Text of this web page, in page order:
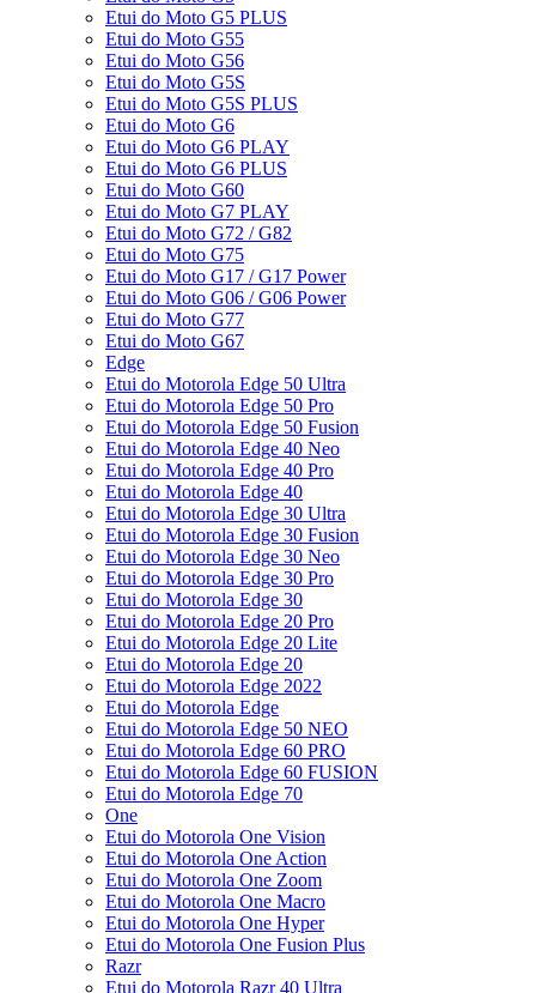
Etui do Moto G5 PLUS
Etui do Moto G55
Etui do Moto G56
Etui do Moto G5S
Etui do Moto G5S PLUS
Etui do Moto G6
Etui do Moto G6 PLAY
Etui do Moto G6 PLUS
Etui do Moto G60
Etui do Moto G7 PLAY
Etui do Moto G72 / G82
Etui do Moto G75
Etui do Moto G17 / G17 Power
Etui do Moto G06 / G06 Power
Etui do Moto G77
Etui do Moto G67
Edge
Etui do Motorola Edge 50 Ultra
Etui do Motorola Edge 50 Pro
Etui do Motorola Edge 50 Fusion
Etui do Motorola Edge 40 Neo
Etui do Motorola Edge 40 Pro
Etui do Motorola Edge 40
Etui do Motorola Edge 30 Ultra
Etui do Motorola Edge 30 Fusion
Etui do Motorola Edge 30 Neo
Etui do Motorola Edge 30 Pro
Etui do Motorola Edge 30
Etui do Motorola Edge 20 Pro
Etui do Motorola Edge 20 Lite
Etui do Motorola Edge 20
Etui do Motorola Edge 2022
Etui do Motorola Edge
Etui do Motorola Edge 50 NEO
Etui do Motorola Edge 60 PRO
Etui do Motorola Edge 60 FUSION
Etui do Motorola Edge 70
One
Etui do Motorola One Vision
Etui do Motorola One Action
Etui do Motorola One Zoom
Etui do Motorola One Macro
Etui do Motorola One Hyper
Etui do Motorola One Fusion Plus
Razr
Etui do Motorola Razr 40 Ultra